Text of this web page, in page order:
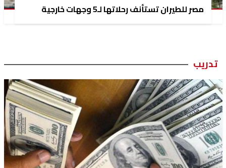
مصر للطيران تستأنف رحلاتها لـ5 وجهات خارجية
تدريب